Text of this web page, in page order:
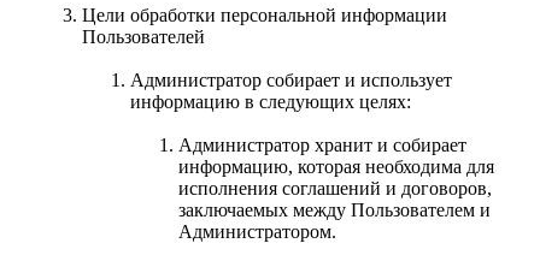
Цели обработки персональной информации
Пользователей
Администратор собирает и использует
информацию в следующих целях:
Администратор хранит и собирает
информацию, которая необходима для
исполнения соглашений и договоров,
заключаемых между Пользователем и
Администратором.